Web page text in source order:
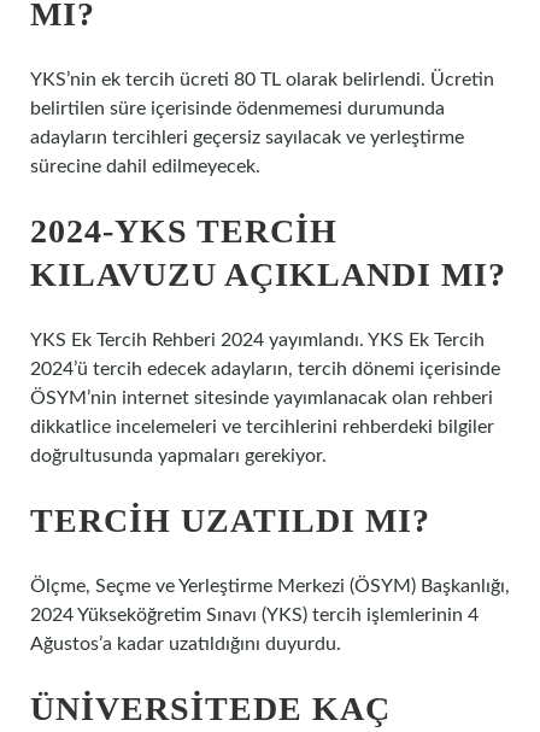
MI?
YKS’nin ek tercih ücreti 80 TL olarak belirlendi. Ücretin
belirtilen süre içerisinde ödenmemesi durumunda
adayların tercihleri ​​geçersiz sayılacak ve yerleştirme
sürecine dahil edilmeyecek.
2024-YKS TERCIH
KILAVUZU AÇIKLANDI MI?
YKS Ek Tercih Rehberi 2024 yayımlandı. YKS Ek Tercih
2024’ü tercih edecek adayların, tercih dönemi içerisinde
ÖSYM’nin internet sitesinde yayımlanacak olan rehberi
dikkatlice incelemeleri ve tercihlerini rehberdeki bilgiler
doğrultusunda yapmaları gerekiyor.
TERCIH UZATILDI MI?
Ölçme, Seçme ve Yerleştirme Merkezi (ÖSYM) Başkanlığı,
2024 Yükseköğretim Sınavı (YKS) tercih işlemlerinin 4
Ağustos’a kadar uzatıldığını duyurdu.
ÜNIVERSITEDE KAÇ